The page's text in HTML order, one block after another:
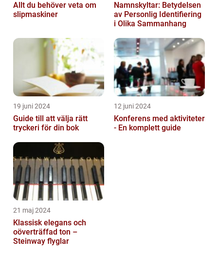
Allt du behöver veta om
slipmaskiner
Namnskyltar: Betydelsen
av Personlig Identifiering
i Olika Sammanhang
19 juni 2024
Guide till att välja rätt
tryckeri för din bok
12 juni 2024
Konferens med aktiviteter
- En komplett guide
21 maj 2024
Klassisk elegans och
oöverträffad ton –
Steinway flyglar